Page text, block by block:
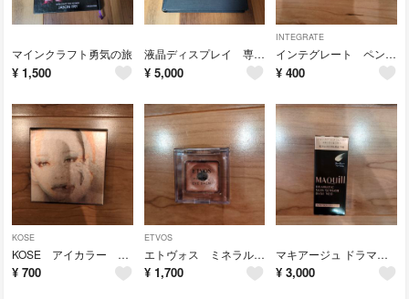
マインクラフト勇気の旅
¥ 1,500
液晶ディスプレイ 専門書
¥ 5,000
INTEGRATE
インテグレート ペンシルアイズ ブルー アイカラー
¥ 400
KOSE
KOSE アイカラー コレクション NA 安室奈美恵
¥ 700
ETVOS
エトヴォス ミネラルアイバーム ピンクフィズ
¥ 1,700
マキアージュ ドラマティックスキンセンサーベース NEO ヌーディーベージュ
¥ 3,000